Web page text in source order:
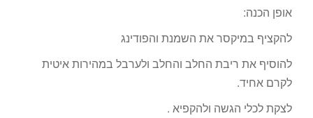
אופן הכנה:
להקציף במיקסר את השמנת והפודינג
להוסיף את ריבת החלב והחלב ולערבל במהירות איטית
לקרם אחיד.
לצקת לכלי הגשה ולהקפיא .